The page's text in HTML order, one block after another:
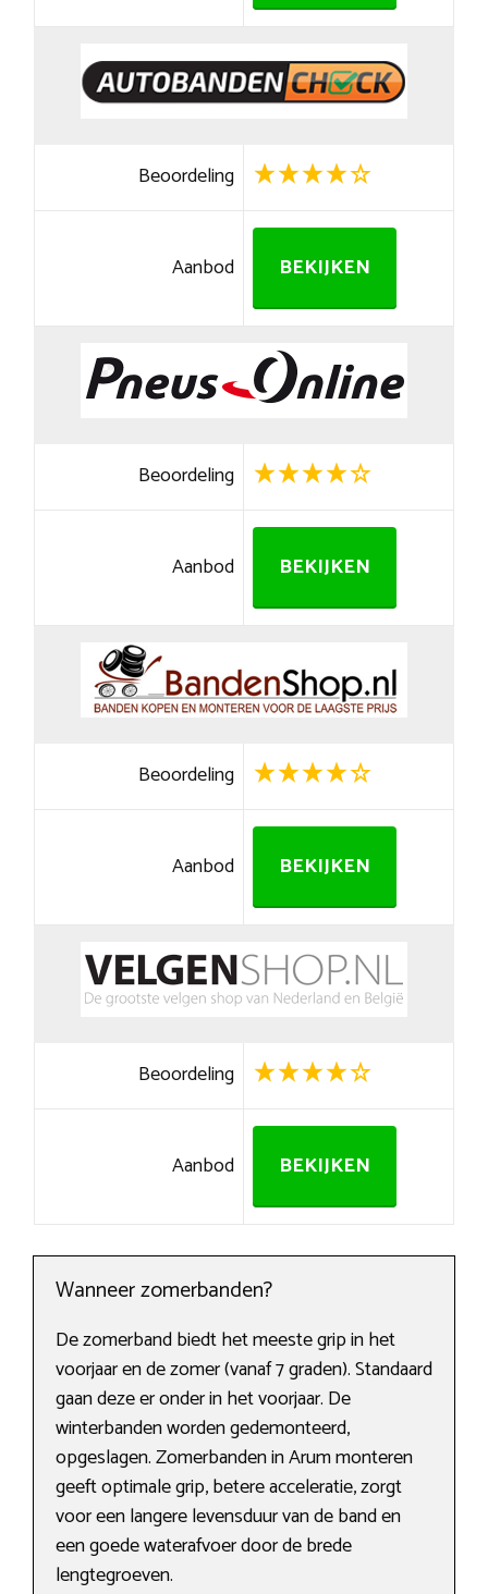
Beoordeling
Aanbod BEKIJKEN
Beoordeling
Aanbod BEKIJKEN
Beoordeling
Aanbod BEKIJKEN
Beoordeling
Aanbod BEKIJKEN
Wanneer zomerbanden?
De zomerband biedt het meeste grip in het
voorjaar en de zomer (vanaf 7 graden). Standaard
gaan deze er onder in het voorjaar. De
winterbanden worden gedemonteerd,
opgeslagen. Zomerbanden in Arum monteren
geeft optimale grip, betere acceleratie, zorgt
voor een langere levensduur van de band en
een goede waterafvoer door de brede
lengtegroeven.